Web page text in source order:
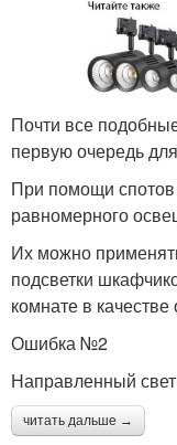
Почти все
первую очередь
При помощи спотов
равномерного
Их можно
подсветки
комнате в качестве
Ошибка №2
Направленный свет
читать дальше →